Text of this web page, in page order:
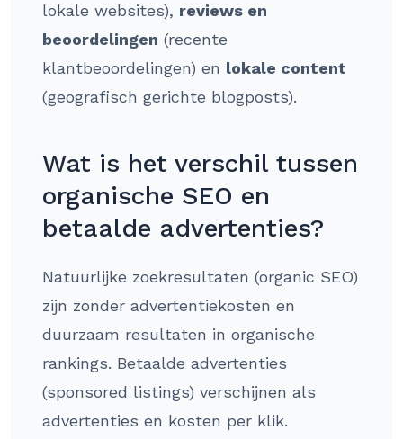
lokale websites), reviews en
beoordelingen (recente
klantbeoordelingen) en lokale content
(geografisch gerichte blogposts).
Wat is het verschil tussen
organische SEO en
betaalde advertenties?
Natuurlijke zoekresultaten (organic SEO)
zijn zonder advertentiekosten en
duurzaam resultaten in organische
rankings. Betaalde advertenties
(sponsored listings) verschijnen als
advertenties en kosten per klik.